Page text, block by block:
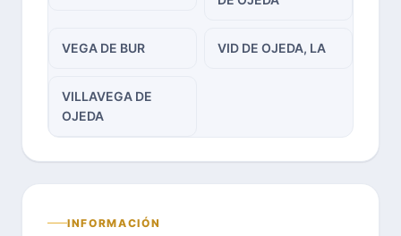
VEGA DE BUR VID DE OJEDA, LA
VILLAVEGA DE
OJEDA
INFORMACIÓN